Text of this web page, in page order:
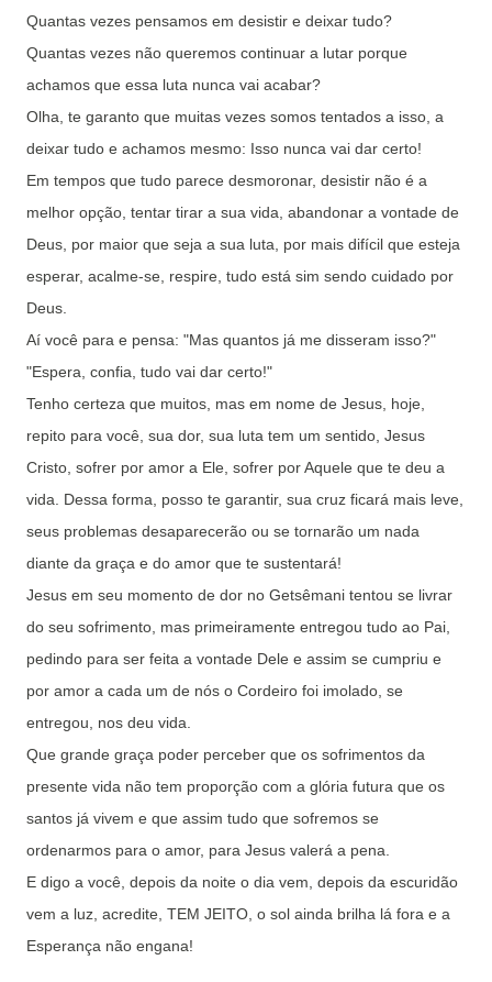
Quantas vezes pensamos em desistir e deixar tudo?
Quantas vezes não queremos continuar a lutar porque
achamos que essa luta nunca vai acabar?
Olha, te garanto que muitas vezes somos tentados a isso, a
deixar tudo e achamos mesmo: Isso nunca vai dar certo!
Em tempos que tudo parece desmoronar, desistir não é a
melhor opção, tentar tirar a sua vida, abandonar a vontade de
Deus, por maior que seja a sua luta, por mais difícil que esteja
esperar, acalme-se, respire, tudo está sim sendo cuidado por
Deus.
Aí você para e pensa: "Mas quantos já me disseram isso?"
"Espera, confia, tudo vai dar certo!"
Tenho certeza que muitos, mas em nome de Jesus, hoje,
repito para você, sua dor, sua luta tem um sentido, Jesus
Cristo, sofrer por amor a Ele, sofrer por Aquele que te deu a
vida. Dessa forma, posso te garantir, sua cruz ficará mais leve,
seus problemas desaparecerão ou se tornarão um nada
diante da graça e do amor que te sustentará!
Jesus em seu momento de dor no Getsêmani tentou se livrar
do seu sofrimento, mas primeiramente entregou tudo ao Pai,
pedindo para ser feita a vontade Dele e assim se cumpriu e
por amor a cada um de nós o Cordeiro foi imolado, se
entregou, nos deu vida.
Que grande graça poder perceber que os sofrimentos da
presente vida não tem proporção com a glória futura que os
santos já vivem e que assim tudo que sofremos se
ordenarmos para o amor, para Jesus valerá a pena.
E digo a você, depois da noite o dia vem, depois da escuridão
vem a luz, acredite, TEM JEITO, o sol ainda brilha lá fora e a
Esperança não engana!